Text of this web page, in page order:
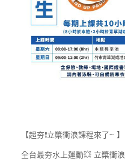
【超夯❗立槳衝浪課程來了~ 】
全台最夯水上運動💥 立槳衝浪